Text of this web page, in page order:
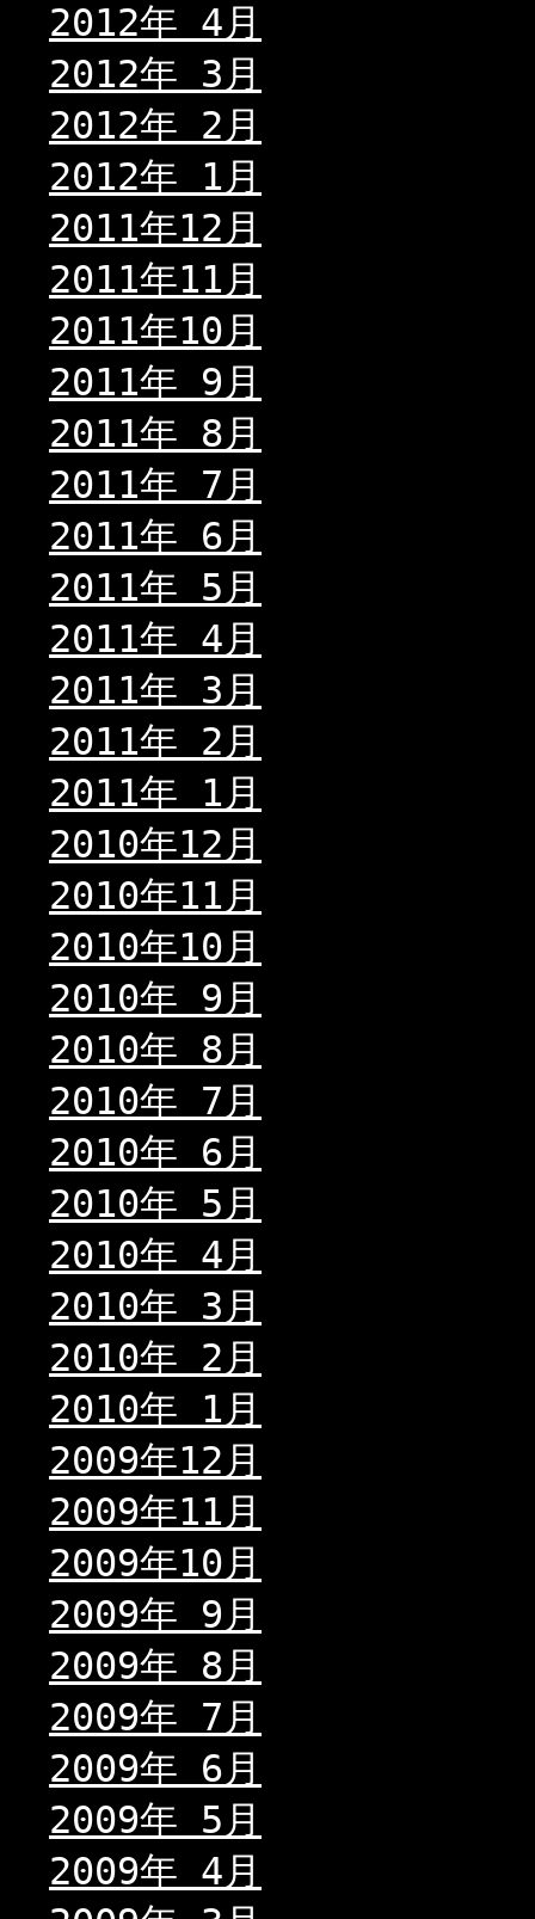
2012年 4月
2012年 3月
2012年 2月
2012年 1月
2011年12月
2011年11月
2011年10月
2011年 9月
2011年 8月
2011年 7月
2011年 6月
2011年 5月
2011年 4月
2011年 3月
2011年 2月
2011年 1月
2010年12月
2010年11月
2010年10月
2010年 9月
2010年 8月
2010年 7月
2010年 6月
2010年 5月
2010年 4月
2010年 3月
2010年 2月
2010年 1月
2009年12月
2009年11月
2009年10月
2009年 9月
2009年 8月
2009年 7月
2009年 6月
2009年 5月
2009年 4月